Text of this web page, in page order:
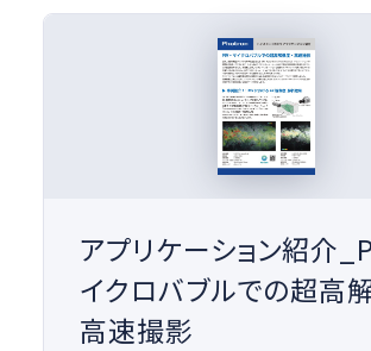
アプリケーション紹介
イクロバブルでの超高
高速撮影